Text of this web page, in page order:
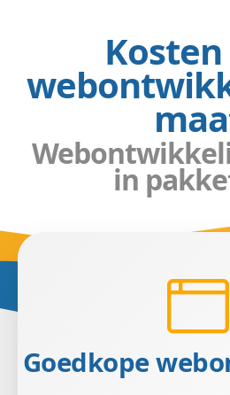
in
Goedkope